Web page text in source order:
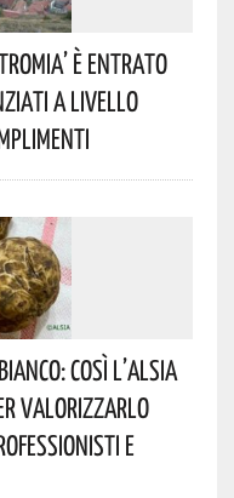
È Entrato
A Livello
Così L’Alsia
Valorizzarlo
E